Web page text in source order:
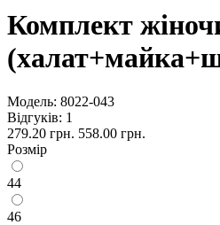
Комплект
Модель: 8022-043
Відгуків: 1
279.20 грн. 558.00 грн.
Розмір
44
46